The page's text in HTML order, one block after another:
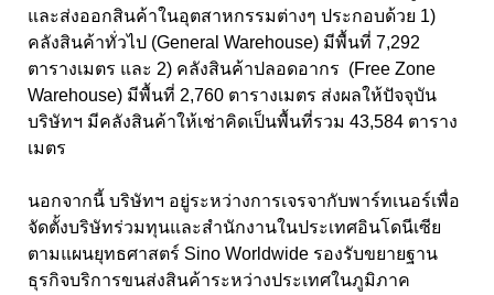
และส่งออกสินค้าในอุตสาหกรรมต่างๆ ประกอบด้วย 1)
คลังสินค้าทั่วไป (General Warehouse) มีพื้นที่ 7,292
ตารางเมตร และ 2) คลังสินค้าปลอดอากร (Free Zone
Warehouse) มีพื้นที่ 2,760 ตารางเมตร ส่งผลให้ปัจจุบัน
บริษัทฯ มีคลังสินค้าให้เช่าคิดเป็นพื้นที่รวม 43,584 ตาราง
เมตร
นอกจากนี้ บริษัทฯ อยู่ระหว่างการเจรจากับพาร์ทเนอร์เพื่อ
จัดตั้งบริษัทร่วมทุนและสำนักงานในประเทศอินโดนีเซีย
ตามแผนยุทธศาสตร์ Sino Worldwide รองรับขยายฐาน
ธุรกิจบริการขนส่งสินค้าระหว่างประเทศในภูมิภาค